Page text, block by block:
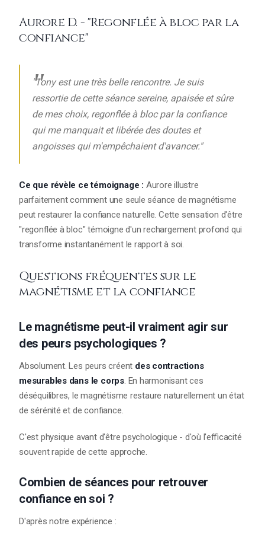
Aurore D. - "Regonflée à bloc par la
confiance"
"Tony est une très belle rencontre. Je suis
ressortie de cette séance sereine, apaisée et sûre
de mes choix, regonflée à bloc par la confiance
qui me manquait et libérée des doutes et
angoisses qui m'empêchaient d'avancer."
Ce que révèle ce témoignage : Aurore illustre
parfaitement comment une seule séance de magnétisme
peut restaurer la confiance naturelle. Cette sensation d'être
"regonflée à bloc" témoigne d'un rechargement profond qui
transforme instantanément le rapport à soi.
Questions fréquentes sur le
magnétisme et la confiance
Le magnétisme peut-il vraiment agir sur
des peurs psychologiques ?
Absolument. Les peurs créent des contractions
mesurables dans le corps. En harmonisant ces
déséquilibres, le magnétisme restaure naturellement un état
de sérénité et de confiance.
C'est physique avant d'être psychologique - d'où l'efficacité
souvent rapide de cette approche.
Combien de séances pour retrouver
confiance en soi ?
D'après notre expérience :